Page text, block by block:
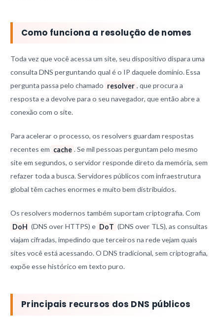
Como funciona a resolução de nomes
Toda vez que você acessa um site, seu dispositivo dispara uma
consulta DNS perguntando qual é o IP daquele domínio. Essa
pergunta passa pelo chamado resolver , que procura a
resposta e a devolve para o seu navegador, que então abre a
conexão com o site.
Para acelerar o processo, os resolvers guardam respostas
recentes em cache . Se mil pessoas perguntam pelo mesmo
site em segundos, o servidor responde direto da memória, sem
refazer toda a busca. Servidores públicos com infraestrutura
global têm caches enormes e muito bem distribuídos.
Os resolvers modernos também suportam criptografia. Com
DoH (DNS over HTTPS) e DoT (DNS over TLS), as consultas
viajam cifradas, impedindo que terceiros na rede vejam quais
sites você está acessando. O DNS tradicional, sem criptografia,
expõe esse histórico em texto puro.
Principais recursos dos DNS públicos